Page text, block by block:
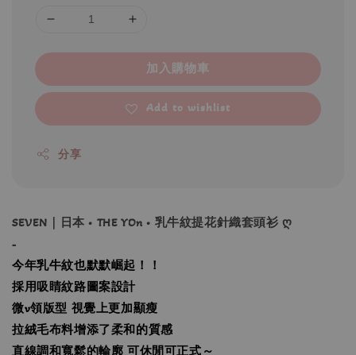
加入購物車
Add to wishlist
分享
SEVEN｜日本 • THE YOn • 乳牛紋提花針織套頭衫 ღ
-
今年乳牛紋也默默崛起！！
採用吸睛紋路圖案設計
微v領版型 視覺上更加顯瘦
拉絨毛布料增添了柔和的質感
直線調和寬鬆的輪廓 可休閒可正式～